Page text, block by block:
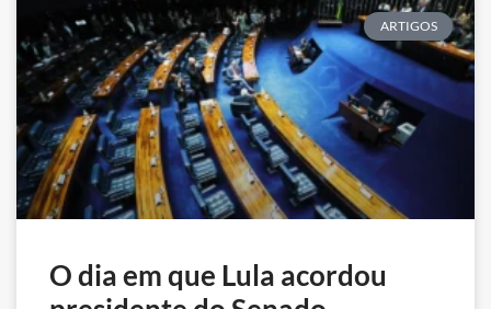
ARTIGOS
O dia em que Lula acordou